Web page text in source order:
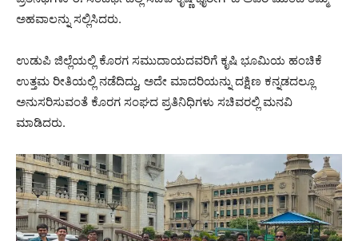
ಅಹವಾಲನ್ನು ಸಲ್ಲಿಸಿದರು.
ಉಡುಪಿ ಜಿಲ್ಲೆಯಲ್ಲಿ ಕೊರಗ ಸಮುದಾಯದವರಿಗೆ ಕೃಷಿ ಭೂಮಿಯ ಹಂಚಿಕೆ
ಉತ್ತಮ ರೀತಿಯಲ್ಲಿ ನಡೆದಿದ್ದು, ಅದೇ ಮಾದರಿಯನ್ನು ದಕ್ಷಿಣ ಕನ್ನಡದಲ್ಲೂ
ಅನುಸರಿಸುವಂತೆ ಕೊರಗ ಸಂಘದ ಪ್ರತಿನಿಧಿಗಳು ಸಚಿವರಲ್ಲಿ ಮನವಿ
ಮಾಡಿದರು.